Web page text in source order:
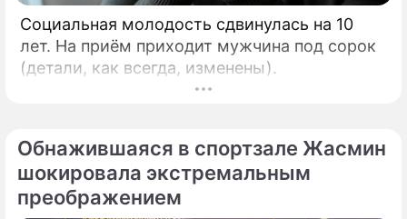
Социальная молодость сдвинулась на 10
лет. На приём приходит мужчина под сорок
(детали, как всегда, изменены).
Обнажившаяся в спортзале Жасмин
шокировала экстремальным
преображением